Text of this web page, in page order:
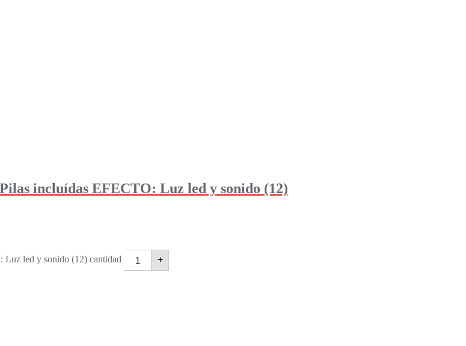
incluídas EFECTO: Luz led y sonido (12)
led y sonido (12) cantidad +